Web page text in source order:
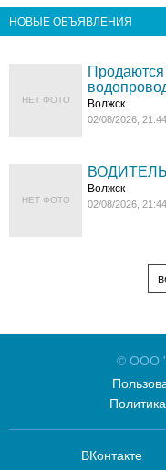
НОВЫЕ ОБЪЯВЛЕНИЯ
НЕТ ФОТО Волжск
02/08/2026, 21:44
НЕТ ФОТО
Волжск
02/08/2026, 21:44
© ООО
ВКонтакте